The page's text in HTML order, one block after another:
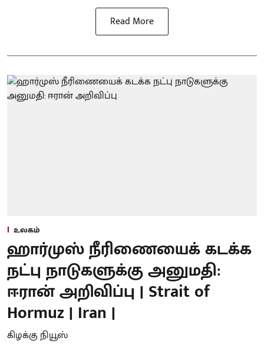
Read More
உலகம்
ஹார்முஸ் நீரிணையைக் கடக்க
நட்பு நாடுகளுக்கு அனுமதி:
ஈரான் அறிவிப்பு | Strait of
Hormuz | Iran |
கிழக்கு நியூஸ்